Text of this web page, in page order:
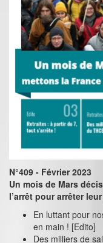
N°409 - Février 2023
Un mois de Mars
l’arrêt pour arrêter
En luttant pour
en main ! [Edito]
Des milliers de